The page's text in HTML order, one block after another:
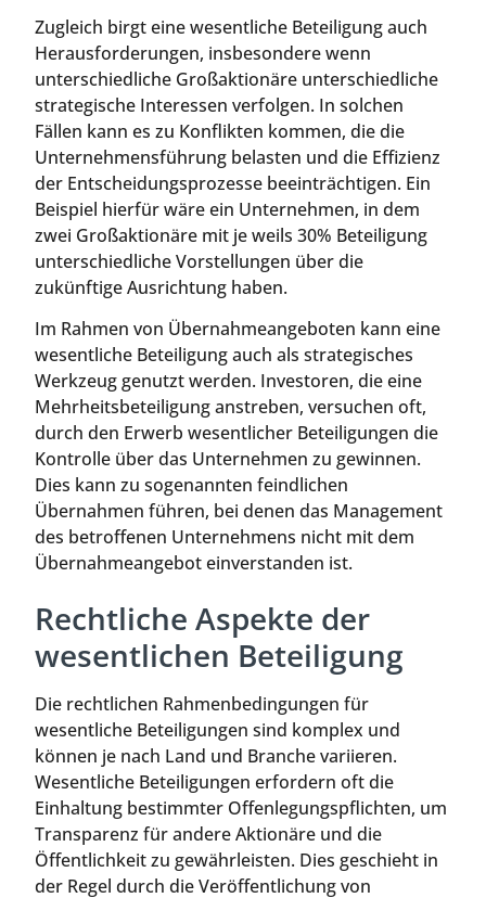
Zugleich birgt eine wesentliche Beteiligung auch
Herausforderungen, insbesondere wenn
unterschiedliche Großaktionäre unterschiedliche
strategische Interessen verfolgen. In solchen
Fällen kann es zu Konflikten kommen, die die
Unternehmensführung belasten und die Effizienz
der Entscheidungsprozesse beeinträchtigen. Ein
Beispiel hierfür wäre ein Unternehmen, in dem
zwei Großaktionäre mit je weils 30% Beteiligung
unterschiedliche Vorstellungen über die
zukünftige Ausrichtung haben.
Im Rahmen von Übernahmeangeboten kann eine
wesentliche Beteiligung auch als strategisches
Werkzeug genutzt werden. Investoren, die eine
Mehrheitsbeteiligung anstreben, versuchen oft,
durch den Erwerb wesentlicher Beteiligungen die
Kontrolle über das Unternehmen zu gewinnen.
Dies kann zu sogenannten feindlichen
Übernahmen führen, bei denen das Management
des betroffenen Unternehmens nicht mit dem
Übernahmeangebot einverstanden ist.
Rechtliche Aspekte der
wesentlichen Beteiligung
Die rechtlichen Rahmenbedingungen für
wesentliche Beteiligungen sind komplex und
können je nach Land und Branche variieren.
Wesentliche Beteiligungen erfordern oft die
Einhaltung bestimmter Offenlegungspflichten, um
Transparenz für andere Aktionäre und die
Öffentlichkeit zu gewährleisten. Dies geschieht in
der Regel durch die Veröffentlichung von